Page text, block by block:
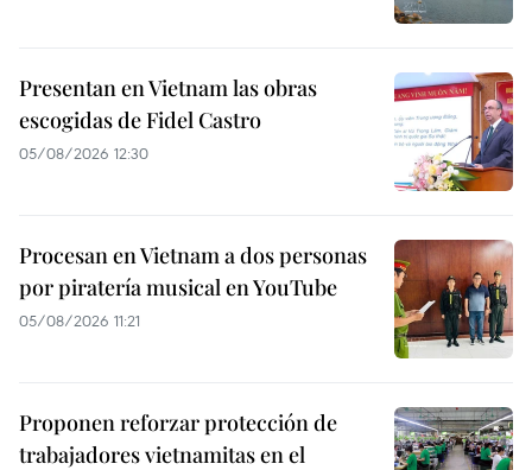
Presentan en Vietnam las obras
escogidas de Fidel Castro
05/08/2026 12:30
Procesan en Vietnam a dos personas
por piratería musical en YouTube
05/08/2026 11:21
Proponen reforzar protección de
trabajadores vietnamitas en el